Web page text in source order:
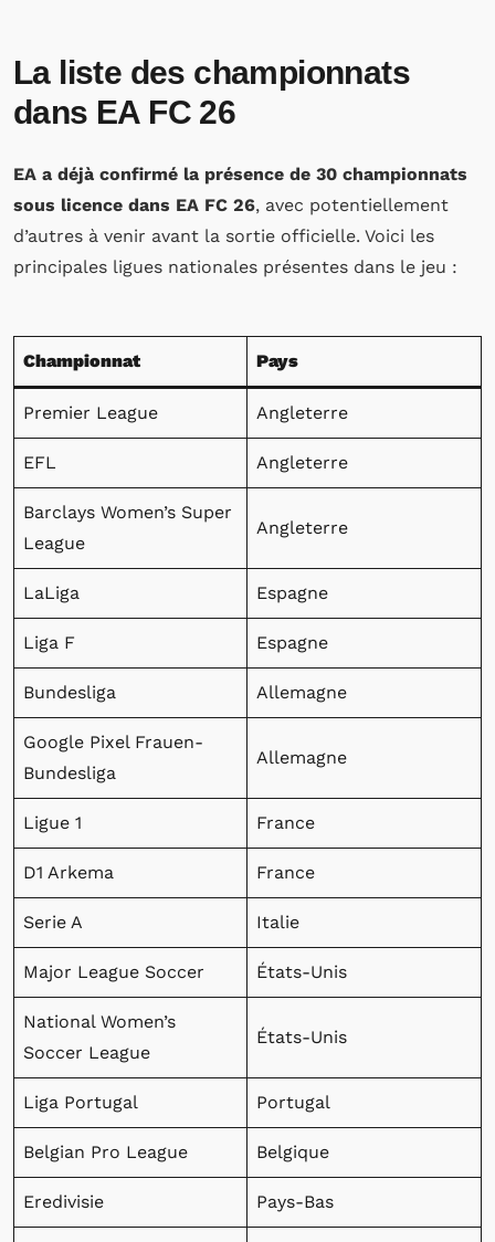
La liste des championnats
dans EA FC 26
EA a déjà confirmé la présence de 30 championnats
sous licence dans EA FC 26, avec potentiellement
d’autres à venir avant la sortie officielle. Voici les
principales ligues nationales présentes dans le jeu :
Championnat Pays
Premier League Angleterre
EFL Angleterre
Barclays Women’s Super
League
Angleterre
LaLiga Espagne
Liga F Espagne
Bundesliga Allemagne
Google Pixel Frauen-
Bundesliga
Allemagne
Ligue 1 France
D1 Arkema France
Serie A Italie
Major League Soccer États-Unis
National Women’s
Soccer League
États-Unis
Liga Portugal Portugal
Belgian Pro League Belgique
Eredivisie Pays-Bas